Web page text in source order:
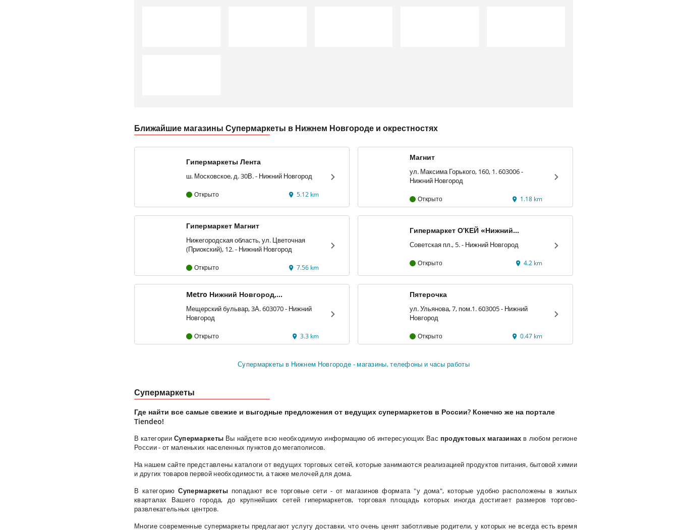
Ближайшие магазины Супермаркеты в Нижнем Новгороде и окрестностях
Гипермаркеты Лента
ш. Московское, д. 30В. - Нижний Новгород
Открыто 5.12 km
Магнит
ул. Максима Горького, 160, 1. 603006 -
Нижний Новгород
Открыто 1.18 km
Гипермаркет Магнит
Нижегородская область, ул. Цветочная
(Приокский), 12. - Нижний Новгород
Открыто 7.56 km
Гипермаркет О’КЕЙ «Нижний
Советская пл., 5. - Нижний Новгород
Открыто 4.2 km
Metro Нижний Новгород,
Мещерский бульвар, 3А. 603070 - Нижний
Новгород
Открыто 3.3 km
Пятерочка
ул. Ульянова, 7, пом.1. 603005 - Нижний
Новгород
Открыто 0.47 km
Супермаркеты в Нижнем Новгороде - магазины, телефоны и часы работы
Супермаркеты
Где найти все самые свежие и выгодные предложения от ведущих супермаркетов в России? Конечно же на портале
Tiendeo!
В категории Супермаркеты Вы найдете всю необходимую информацию об интересующих Вас продуктовых магазинах в любом регионе
России - от маленьких населенных пунктов до мегаполисов.
На нашем сайте представлены каталоги от ведущих торговых сетей, которые занимаются реализацией продуктов питания, бытовой химии
и других товаров первой необходимости, а также мелочей для дома.
В категориюСупермаркеты попадают все торговые сети - от магазинов формата "у дома", которые удобно расположены в жилых
кварталах Вашего города, до крупнейших сетей гипермаркетов, торговая площадь которых иногда достигает размеров торгово-
развлекательных центров.
Многие современные супермаркеты предлагают услугу доставки, что очень ценят заботливые родители, у которых не всегда есть время